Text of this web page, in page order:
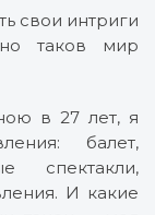
свои интриги
таков мир
в 27 лет, я
балет,
спектакли,
И какие